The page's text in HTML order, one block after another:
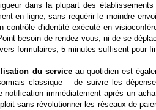
dans la plupart des
en ligne, sans requérir le moindre
contrôle d'identité exécuté en
besoin de rendez-vous, ni de se
formulaires, 5 minutes suffisent pour
du serviceau quotidien est
classique – de suivre les
notification immédiatement après un
sans révolutionner les réseaux de